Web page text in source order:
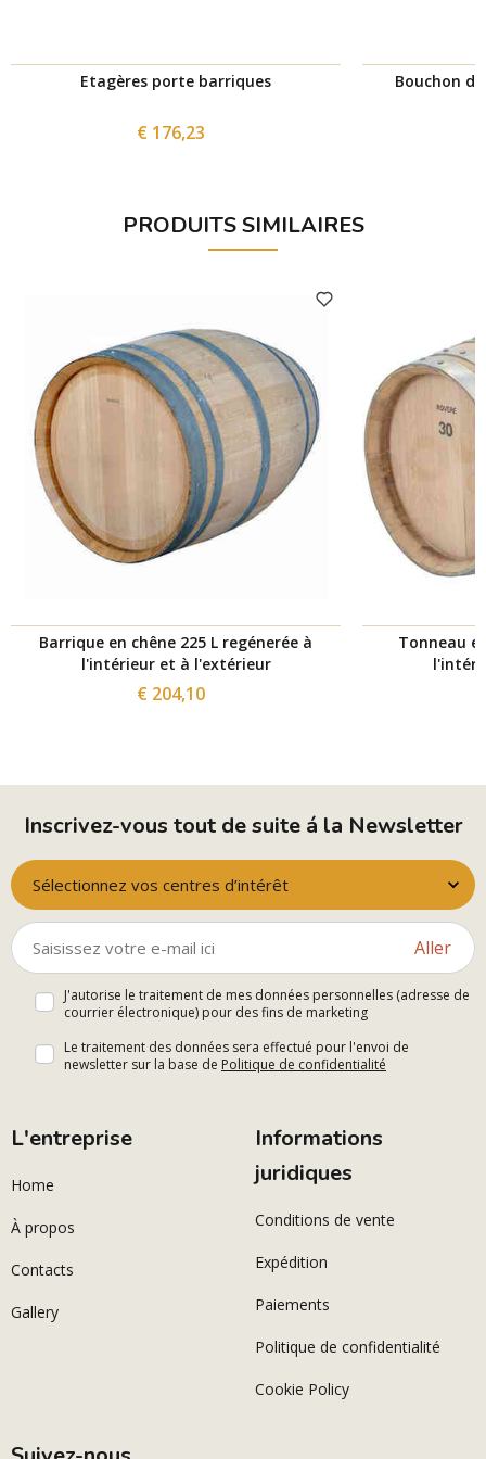
Etagères porte barriques
€ 176,23
Bouchon
PRODUITS SIMILAIRES
Barrique en chêne 225 L regénerée à
l'intérieur et à l'extérieur
€ 204,10
Tonneau
Inscrivez-vous tout de suite á la Newsletter
Sélectionnez vos centres d’intérêt
Aller
J'autorise le traitement de mes données personnelles (adresse de
courrier électronique) pour des fins de marketing
Le traitement des données sera effectué pour l'envoi de
newsletter sur la base de Politique de confidentialité
L'entreprise
Home
À propos
Contacts
Gallery
Informations
juridiques
Conditions de vente
Expédition
Paiements
Politique de confidentialité
Cookie Policy